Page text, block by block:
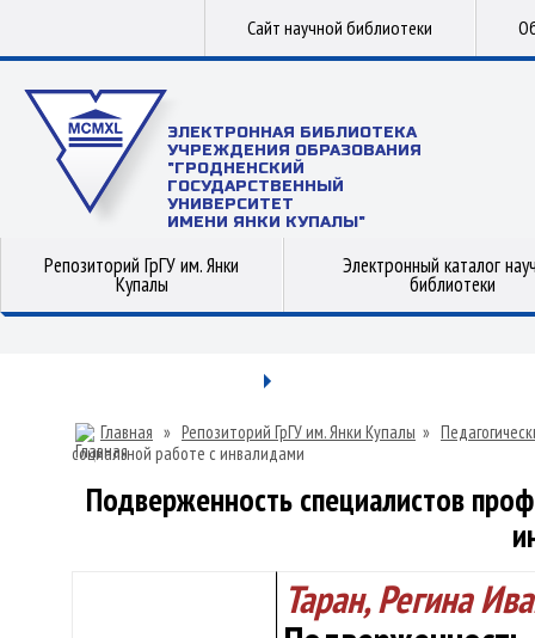
Сайт научной библиотеки
ЭЛЕКТРОННАЯ БИБЛИОТЕКА
УЧРЕЖДЕНИЯ ОБРАЗОВАНИЯ
"ГРОДНЕНСКИЙ
ГОСУДАРСТВЕННЫЙ
УНИВЕРСИТЕТ
ИМЕНИ ЯНКИ КУПАЛЫ"
Репозиторий ГрГУ им. Янки
Купалы
Электронный каталог
библиотеки
Главная » Репозиторий ГрГУ им. Янки Купалы »
социальной работе с инвалидами
Подверженность специалистов
Таран, Регина